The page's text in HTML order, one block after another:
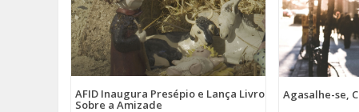
AFID Inaugura Presépio e Lança Livro
Sobre a Amizade
Agasalhe-se,